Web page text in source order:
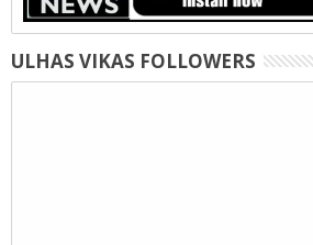
ULHAS VIKAS FOLLOWERS